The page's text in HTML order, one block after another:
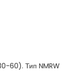
60). Тип NMRW